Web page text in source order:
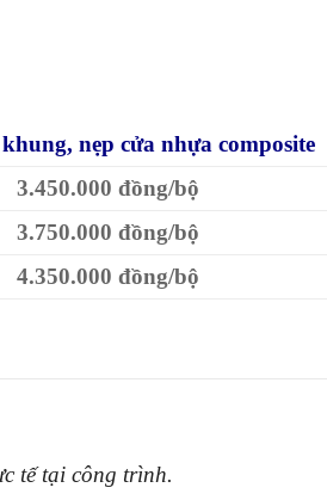
nẹp cửa nhựa composite
3.450.000 đồng/bộ
3.750.000 đồng/bộ
4.350.000 đồng/bộ
tế tại công trình.